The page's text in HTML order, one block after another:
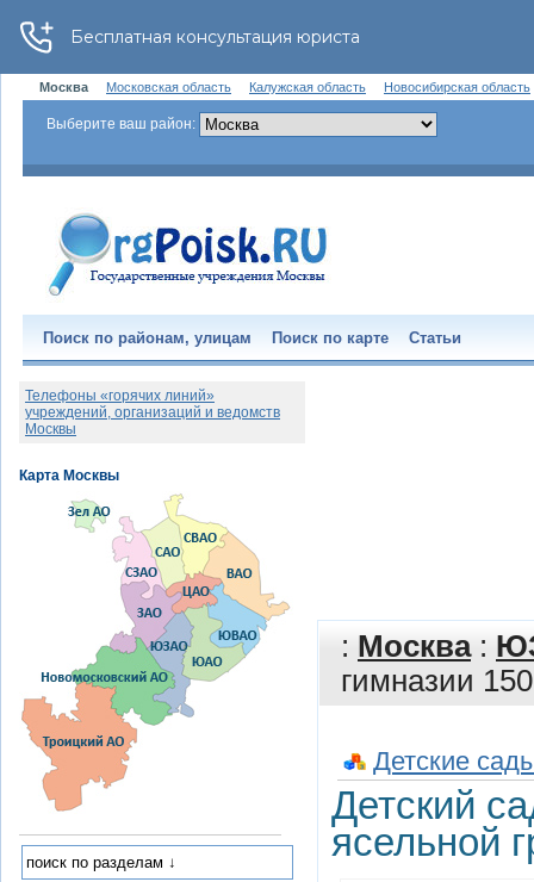
Москва Московская область Калужская область Новосибирская область
Выберите ваш район:
Поиск по районам, улицам Поиск по карте Статьи
: Москва:
гимназии
Детские
Детский
ясельной
Телефоны «горячих линий»
учреждений, организаций и ведомств
Москвы